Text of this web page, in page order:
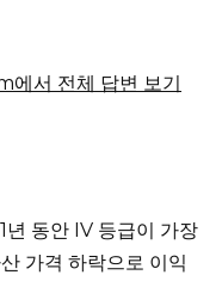
서 전체 답변 보기
년 동안 IV 등급이 가장
가격 하락으로 이익